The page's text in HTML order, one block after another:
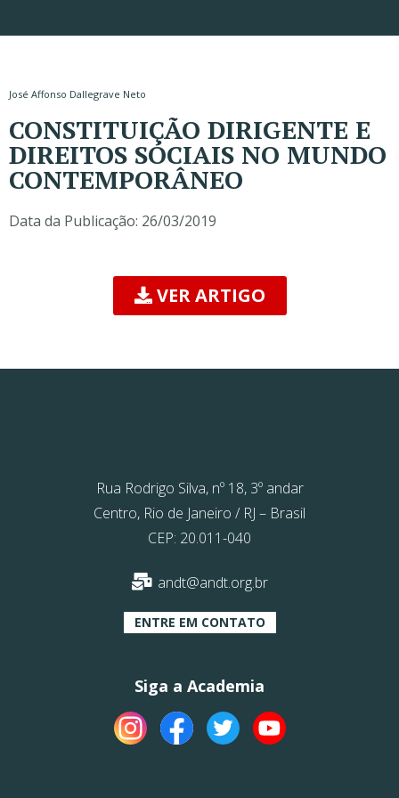
José Affonso Dallegrave Neto
CONSTITUIÇÃO DIRIGENTE E
DIREITOS SOCIAIS NO MUNDO
CONTEMPORÂNEO
Data da Publicação: 26/03/2019
VER ARTIGO
Rua Rodrigo Silva, nº 18, 3º andar
Centro, Rio de Janeiro / RJ – Brasil
CEP: 20.011-040
andt@andt.org.br
ENTRE EM CONTATO
Siga a Academia